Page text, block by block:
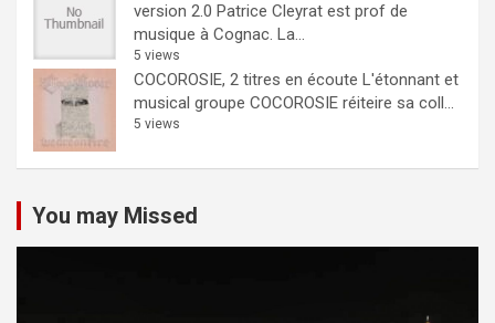
version 2.0 Patrice Cleyrat est prof de
musique à Cognac. La...
5 views
COCOROSIE, 2 titres en écoute L'étonnant et
musical groupe COCOROSIE réiteire sa coll...
5 views
You may Missed